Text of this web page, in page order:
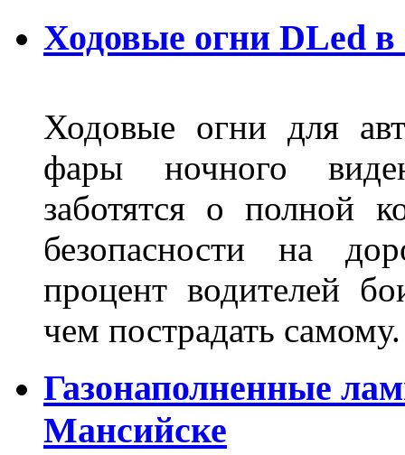
Ходовые огни DLed
Ходовые огни для
фары ночного
заботятся о полной
безопасности на
процент водителей
чем пострадать самому.
Газонаполненные
Мансийске